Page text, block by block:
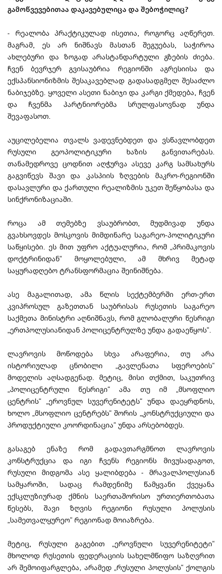
გამოწვევებითაა დაკავებულიცა და შებოჭილიც?
- რეალობა პრაქტიკულად ისეთია, როგორც აღწერეთ.
მაგრამ, ეს არ ნიშნავს მასთან შეგუებას, საჭიროა
ახლებური და ზოგად არასტანდარტული გზების ძიება.
ჩვენ ბევრჯერ გვისაუბრია რეგიონში აგრესიისა და
ექსპანსიონიზმის შესაკავებლად გადასადგმელ შესაძლო
ნაბიჯებზე. ყოველი ასეთი ნაბიჯი და კარგი ქმედება, ჩვენ
და ჩვენმა პარტნიორებმა სრულფასოვნად უნდა
შევაფასოთ.
აუცილებელია თვალს ვადევნებდეთ და ვსწავლობდეთ
რუსული გეოპოლიტიკური ხაზის განვითარებას.
თანამედროვე ცოდნით აღჭურვა ასევე კარგ სამსახურს
გაგვიწევს შავი და კასპიის ზღვების მაკრო-რეგიონში
დასავლური და ქართული რეალიზმის უკეთ შეწყობასა და
სინქრონიზაციაში.
როცა ამ თემებზე ვსაუბრობთ, მუდმივად უნდა
გვახსოვდეს მოსკოვის მიმდინარე საგარეო-პოლიტიკური
საწყისები. ეს მით უფრო აქტუალურია, რომ „პრიმაკოვის
დოქტრინიდან“ მოყოლებული, ამ მხრივ მეტად
საყურადღებო ტრანსფორმაცია შეინიშნება.
ასე მაგალითად, ამა წლის სექტემბერში ერთ-ერთ
კვიპროსულ გაზეთთან საუბრისას რუსეთის საგარეო
საქმეთა მინისტრი აღნიშნავს, რომ გლობალური წესრიგი
„ერთპოლუსიანიდან პოლიცენტრულზე უნდა გადაეწყოს“.
ლავროვის მოწოდება სხვა არაფერია, თუ არა
ისტორიულად ცნობილი „გავლენათა სფეროების“
მოდელის აღსადგენად. მეტიც, მისი თქმით, საკუთრივ
„პოლიცენტრული წესრიგი“ ამა თუ იმ „მსოფლიო
ცენტრის“ „ეროვნულ სუვერენიტეტს“ უნდა დაეყრდნოს,
ხოლო „მსოფლიო ცენტრებს“ შორის „კონსტრუქციული და
პროდუქტიული კოორდინაცია“ უნდა არსებობდეს.
გასაგებ ენაზე რომ გადავთარგმნოთ ლავროვის
კონსტრუქცია და იგი ჩვენს რეგიონს მივუსადაგოთ,
რუსული მიდგომა ასე ყალიბდება - მრავალპოლუსიან
სამყაროში, სადაც რამდენიმე წამყვანი ქვეყანა
ექსკლუზიურად ქმნის საერთაშორისო ურთიერთობათა
წესებს, შავი ზღვის რეგიონი რუსული პოლუსის
„სამეთვალყურეო“ რეგიონად მოიაზრება.
მეტიც, რუსული გაგებით „ეროვნული სუვერენიტეტი“
მხოლოდ რუსეთის ფედერაციის სახელმწიფო საზღვრით
არ შემოიფარგლება, არამედ „რუსული პოლუსის“ ქოლგის